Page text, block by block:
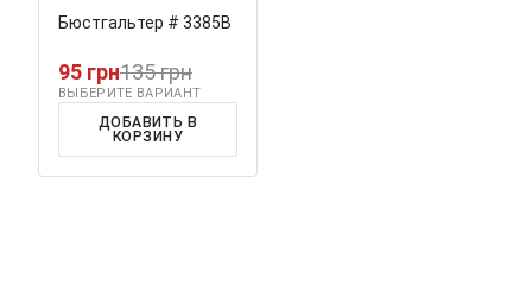
Бюстгальтер # 3385В
95 грн135 грн
ВЫБЕРИТЕ ВАРИАНТ
ДОБАВИТЬ В
КОРЗИНУ